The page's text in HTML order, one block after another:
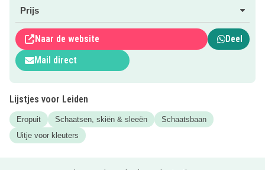
handig overzicht van de
in de buurt!
Prijs
Naar de website
Deel
Mail direct
Lijstjes voor Leiden
Eropuit Schaatsen, skiën & sleeën
Schaatsbaan
Uitje voor kleuters